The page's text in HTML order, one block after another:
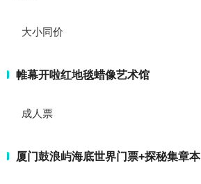
大小同价
帷幕开啦红地毯蜡像艺术馆
成人票
厦门鼓浪屿海底世界门票+探秘集章本